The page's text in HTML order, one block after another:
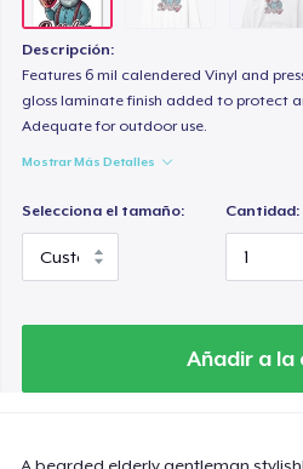
Descripción:
Features 6 mil calendered Vinyl and
gloss laminate finish added to protect
Adequate for outdoor use.
Mostrar Más Detalles
Selecciona el tamaño: Cantidad:
Añadir a la
Heavy Tee
Tru transfer Printed
29,99 US$
27,99 US$